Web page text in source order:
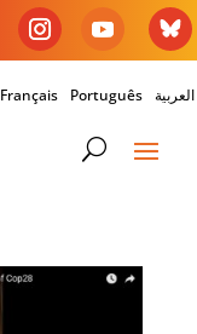
Français Português العربية